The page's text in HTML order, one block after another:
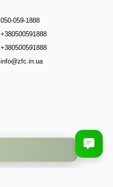
050-059-1888
+380500591888
+380500591888
info@zfc.in.ua